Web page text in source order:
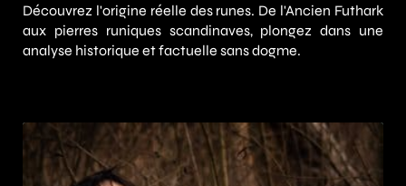
Découvrez l'origine réelle des runes. De l'Ancien Futhark
aux pierres runiques scandinaves, plongez dans une
analyse historique et factuelle sans dogme.